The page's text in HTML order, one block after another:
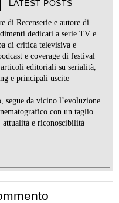
LATEST POSTS
di Recenserie e autore di
dedicati a serie TV e
di critica televisiva e
e coverage di festival
editoriali su serialità,
e principali uscite
segue da vicino l’evoluzione
con un taglio
attualità e riconoscibilità